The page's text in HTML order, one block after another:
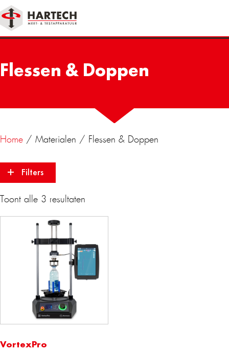
Flessen & Doppen
Home / Materialen / Flessen & Doppen
Filters
Toont alle 3 resultaten
VortexPro